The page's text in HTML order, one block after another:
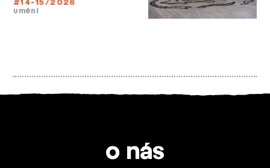
#14-15/2026
umění
o nás